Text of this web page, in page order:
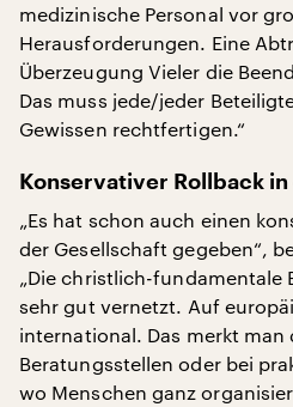
medizinische Personal vor
Herausforderungen. Eine
Überzeugung Vieler die
Das muss jede/jeder
Gewissen rechtfertigen.“
Konservativer Rollback
„Es hat schon auch einen
der Gesellschaft gegeben“,
„Die christlich-fundamentale
sehr gut vernetzt. Auf
international. Das merkt man
Beratungsstellen oder bei
wo Menschen ganz